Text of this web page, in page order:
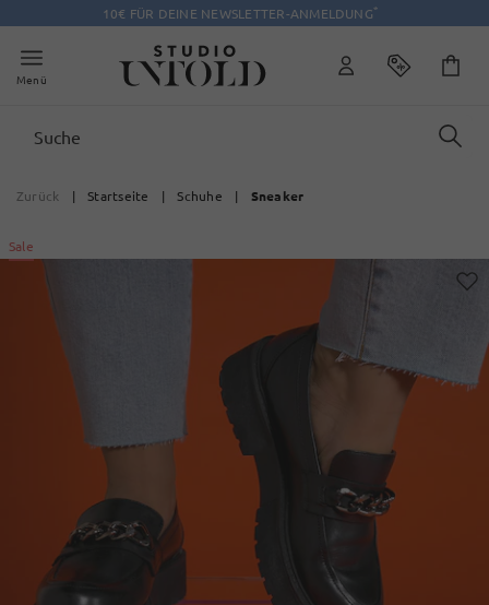
10€ FÜR DEINE NEWSLETTER-ANMELDUNG*
Menü
Zurück | Startseite | Schuhe | Sneaker
Sale